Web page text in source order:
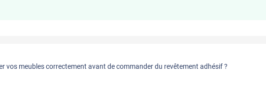
vos meubles correctement avant de commander du revêtement adhésif ?